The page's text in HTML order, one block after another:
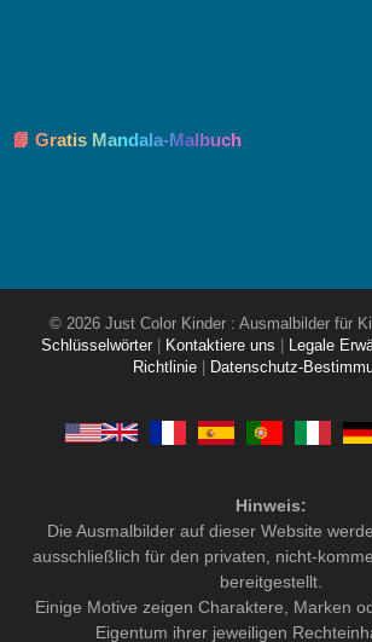
📘 Gratis Mandala-Malbuch
© 2026 Just Color Kinder : Ausmalbilder für
Schlüsselwörter
Kontaktiere uns Legale
Richtlinie
Datenschutz-
Hinweis:
Die Ausmalbilder auf dieser Website
ausschließlich für den privaten, nicht-
bereitgestellt.
Einige Motive zeigen Charaktere, Marken
Eigentum ihrer jeweiligen